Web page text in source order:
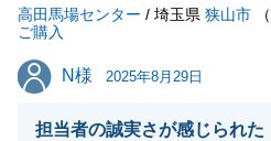
高田馬場センター / 埼玉県 狭山市 （
ご購入
N様
N様 2025年8月29日
担当者の誠実さが感じられた